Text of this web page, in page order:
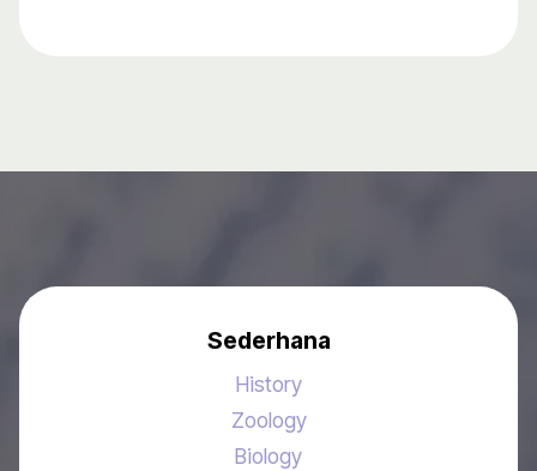
Sederhana
History
Zoology
Biology